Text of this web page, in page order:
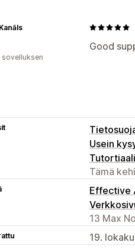
Good
sovelluksen
Usein
Tutortiaali
Tämä
Effective
13 Max
19.